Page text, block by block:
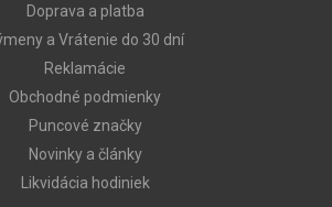
Doprava a platba
a Vrátenie do 30 dní
Reklamácie
Obchodné podmienky
Puncové značky
Novinky a články
Likvidácia hodiniek